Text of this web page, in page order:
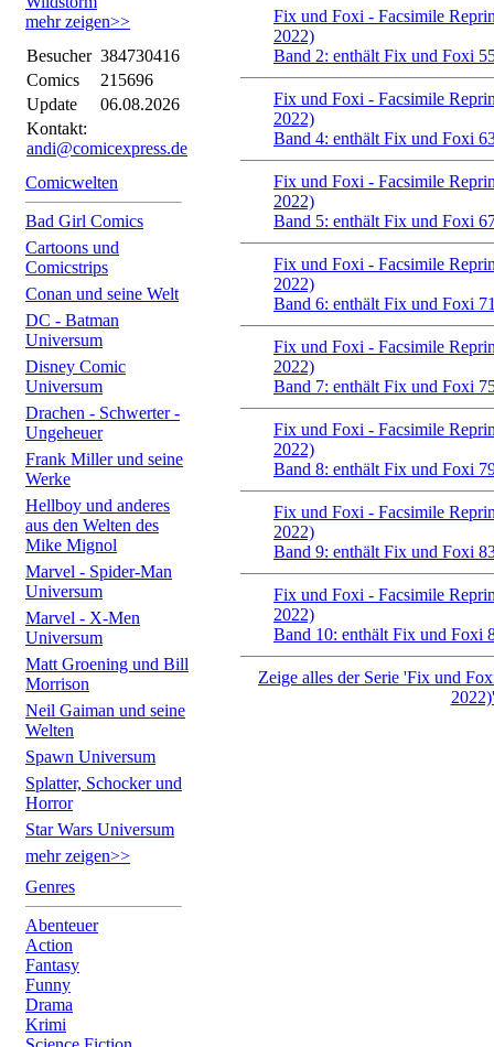
mehr zeigen>>
Besucher 384730416
Comics
215696
Update
06.08.2026
Kontakt:
andi@comicexpress.de
Comicwelten
Bad Girl Comics
Cartoons und
Comicstrips
Conan und seine Welt
DC - Batman
Universum
Disney Comic
Universum
Drachen - Schwerter -
Ungeheuer
Frank Miller und seine
Werke
Hellboy und anderes
aus den Welten des
Mike Mignol
Marvel - Spider-Man
Universum
Marvel - X-Men
Universum
Matt Groening und Bill
Morrison
Neil Gaiman und seine
Welten
Spawn Universum
Splatter, Schocker und
Horror
Star Wars Universum
mehr zeigen>>
Genres
Abenteuer
Action
Fantasy
Funny
Drama
Krimi
Fix und Foxi - Facsimile
2022)
Band 2: enthält Fix und Foxi
Fix und Foxi - Facsimile
2022)
Band 4: enthält Fix und Foxi
Fix und Foxi - Facsimile
2022)
Band 5: enthält Fix und Foxi
Fix und Foxi - Facsimile
2022)
Band 6: enthält Fix und Foxi
Fix und Foxi - Facsimile
2022)
Band 7: enthält Fix und Foxi
Fix und Foxi - Facsimile
2022)
Band 8: enthält Fix und Foxi
Fix und Foxi - Facsimile
2022)
Band 9: enthält Fix und Foxi
Fix und Foxi - Facsimile
2022)
Band 10: enthält Fix und Foxi
Zeige alles der Serie 'Fix und
2022)'